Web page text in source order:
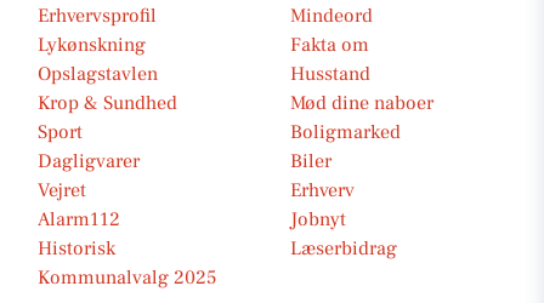
Erhvervsprofil
Mindeord
Lykønskning
Fakta om
Opslagstavlen
Husstand
Krop & Sundhed
Mød dine naboer
Sport
Boligmarked
Dagligvarer
Biler
Vejret
Erhverv
Alarm112
Jobnyt
Historisk
Læserbidrag
Kommunalvalg 2025